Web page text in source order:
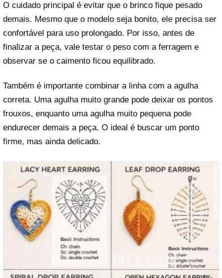
O cuidado principal é evitar que o brinco fique pesado
demais. Mesmo que o modelo seja bonito, ele precisa ser
confortável para uso prolongado. Por isso, antes de
finalizar a peça, vale testar o peso com a ferragem e
observar se o caimento ficou equilibrado.
Também é importante combinar a linha com a agulha
correta. Uma agulha muito grande pode deixar os pontos
frouxos, enquanto uma agulha muito pequena pode
endurecer demais a peça. O ideal é buscar um ponto
firme, mas ainda delicado.